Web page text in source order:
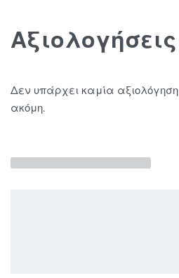
Αξιολογήσεις
Δεν υπάρχει καμία αξιολόγηση
ακόμη.